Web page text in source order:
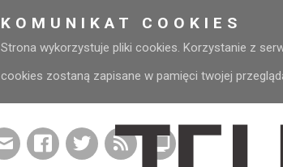
KOMUNIKAT COOKIES
Strona wykorzystuje pliki cookies. Korzystanie z
cookies zostaną zapisane w pamięci twojej